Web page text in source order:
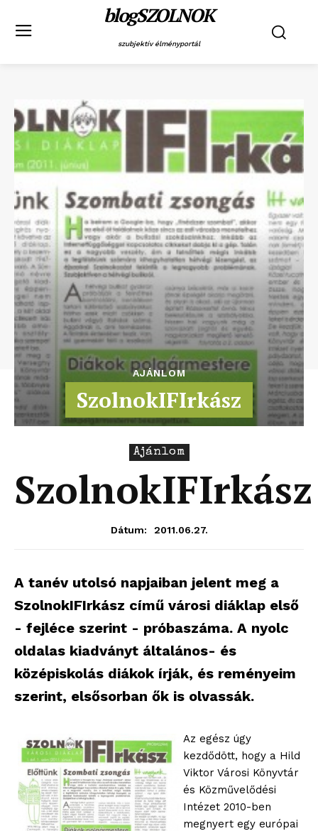
blogSZOLNOK
szubjektív élményportál
AJÁNLOM
SzolnokIFIrkász
Ajánlom
SzolnokIFIrkász
Dátum: 2011.06.27.
A tanév utolsó napjaiban jelent meg a
SzolnokIFIrkász című városi diáklap első
- fejléce szerint - próbaszáma. A nyolc
oldalas kiadványt általános- és
középiskolás diákok írják, és reményeim
szerint, elsősorban ők is olvassák.
Az egész úgy
kezdődött, hogy a Hild
Viktor Városi Könyvtár
és Közművelődési
Intézet 2010-ben
megnyert egy európai